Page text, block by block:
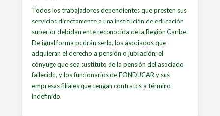
Todos los trabajadores dependientes que presten sus
servicios directamente a una institución de educación
superior debidamente reconocida de la Región Caribe.
De igual forma podrán serlo, los asociados que
adquieran el derecho a pensión o jubilación; el
cónyuge que sea sustituto de la pensión del asociado
fallecido, y los funcionarios de FONDUCAR y sus
empresas filiales que tengan contratos a término
indefinido.